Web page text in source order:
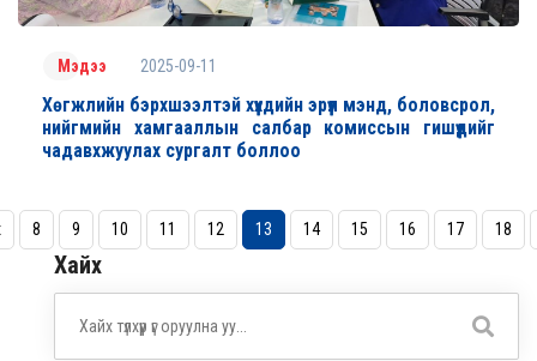
Мэдээ 2025-09-11
Хөгжлийн бэрхшээлтэй хүүхдийн эрүүл мэнд, боловсрол,
нийгмийн хамгааллын салбар комиссын гишүүдийг
чадавхжуулах сургалт боллоо
8 9 10 11 12 13 14 15 16 17 18
Хайх